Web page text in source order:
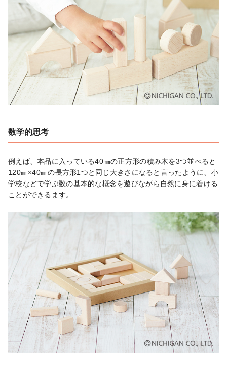
数学的思考
例えば、本品に入っている40㎜の正方形の積み木を3つ並べると
120㎜×40㎜の長方形1つと同じ大きさになると言ったように、小
学校などで学ぶ数の基本的な概念を遊びながら自然に身に着ける
ことができるます。